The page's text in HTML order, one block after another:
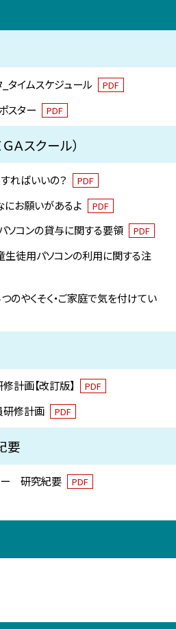
タイムスケジュール PDF
スター PDF
Ａスクール）
ればいいの？ PDF
お願いがあるよ PDF
コンの貸与に関する要領 PDF
徒用パソコンの利用に関する注
のやくそく・ご家庭で気を付けてい
計画【改訂版】 PDF
修計画 PDF
要
研究紀要 PDF